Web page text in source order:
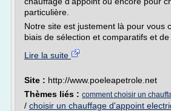
particulière.
Notre site est justement là pour vous
biais de sélection et comparatifs et de
Lire la suite
Site : http://www.poeleapetrole.net
Thèmes liés : comment choisir un
/ choisir un chauffage d'appoint